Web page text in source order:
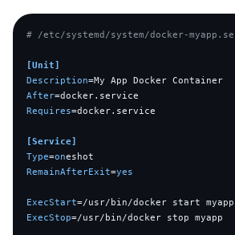
# /etc/systemd/system/docker-
[Unit]
Description
After
Requires=docker.service
[Service]
Type=on
RemainAfterExit=yes
ExecStart
ExecStop=/usr/bin/docker stop myapp